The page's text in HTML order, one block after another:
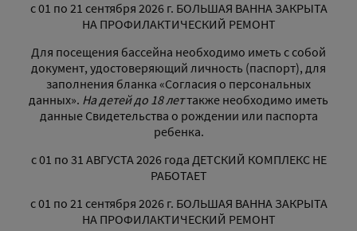
с 01 по 21 сентября 2026 г. БОЛЬШАЯ ВАННА ЗАКРЫТА
НА ПРОФИЛАКТИЧЕСКИЙ РЕМОНТ
Для посещения бассейна необходимо иметь с собой
документ, удостоверяющий личность (паспорт), для
заполнения бланка «Согласия о персональных
данных». На детей до 18 леттакже необходимо иметь
данные Свидетельства о рождении или паспорта
ребенка.
с 01 по 31 АВГУСТА 2026 года ДЕТСКИЙ КОМПЛЕКС НЕ
РАБОТАЕТ
с 01 по 21 сентября 2026 г. БОЛЬШАЯ ВАННА ЗАКРЫТА
НА ПРОФИЛАКТИЧЕСКИЙ РЕМОНТ